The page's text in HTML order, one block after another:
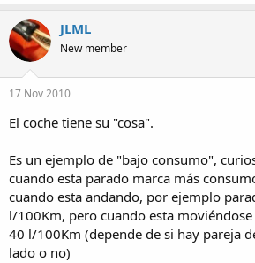
JLML
New member
17 Nov 2010
El coche tiene su "cosa".
Es un ejemplo de "bajo consumo",
cuando esta parado marca más
cuando esta andando, por ejemplo
l/100Km, pero cuando esta
40 l/100Km (depende de si hay pareja
lado o no)